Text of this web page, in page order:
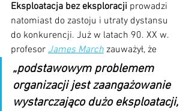
Eksploatacja bez eksploracji prowadzi
natomiast do zastoju i utraty dystansu
do konkurencji. Już w latach 90. XX w.
profesor James March zauważył, że
„podstawowym problemem
organizacji jest zaangażowanie
wystarczająco dużo eksploatacji,